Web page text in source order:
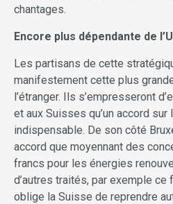
chantages.
Encore plus dépendante de
Les partisans de cette
manifestement cette plus
l’étranger. Ils s’empresseront
et aux Suisses qu’un accord sur
indispensable. De son côté
accord que moyennant des
francs pour les énergies
d’autres traités, par exemple ce
oblige la Suisse de reprendre